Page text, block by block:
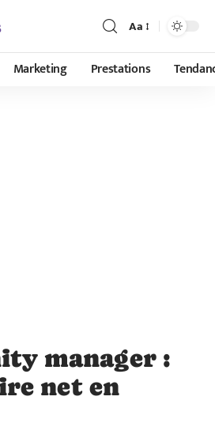
Aa
Marketing Prestations
manager :
net en